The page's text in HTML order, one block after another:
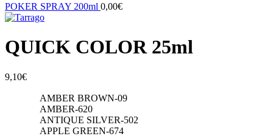
POKER SPRAY 200ml 0,00€
QUICK COLOR 25ml
9,10€
AMBER BROWN-09
AMBER-620
ANTIQUE SILVER-502
APPLE GREEN-674